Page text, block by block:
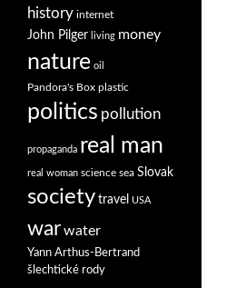
history internet
John Pilger living money
nature oil
Pandora's Box plastic
politics pollution
propaganda real man
real woman science sea Slovak
society travel USA
warwater
Yann Arthus-Bertrand
šlechtické rody